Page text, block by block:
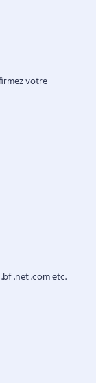
votre
.net .com etc.